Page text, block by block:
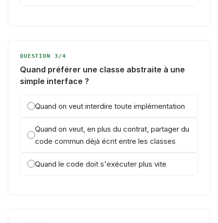
QUESTION 3/4
Quand préférer une classe abstraite à une
simple interface ?
Quand on veut interdire toute implémentation
Quand on veut, en plus du contrat, partager du
code commun déjà écrit entre les classes
Quand le code doit s'exécuter plus vite